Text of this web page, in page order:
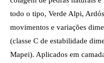
todo o tipo, Verde Alpi,
movimentos e variações
(classe C de estabilidade
Mapei). Aplicados em